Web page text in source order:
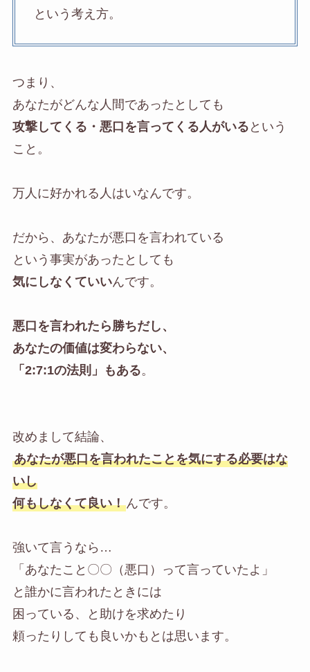
という考え方。
つまり、
あなたがどんな人間であったとしても
攻撃してくる・悪口を言ってくる人がいる という
こと。
万人に好かれる人はいなんです。
だから、あなたが悪口を言われている
という事実があったとしても
気にしなくていいんです。
悪口を言われたら勝ちだし、
あなたの価値は変わらない、
「2:7:1の法則」もある。
改めまして結論、
あなたが悪口を言われたことを気にする必要はな
いし
何もしなくて良い！んです。
強いて言うなら…
「あなたこと〇〇（悪口）って言っていたよ」
と誰かに言われたときには
困っている、と助けを求めたり
頼ったりしても良いかもとは思います。